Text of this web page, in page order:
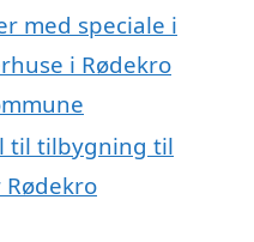
med speciale i
i Rødekro
til tilbygning til